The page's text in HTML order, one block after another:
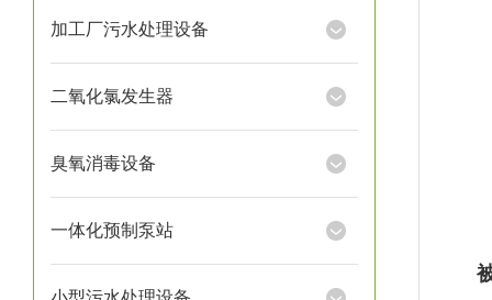
加工厂污水处理设备
二氧化氯发生器
臭氧消毒设备
一体化预制泵站